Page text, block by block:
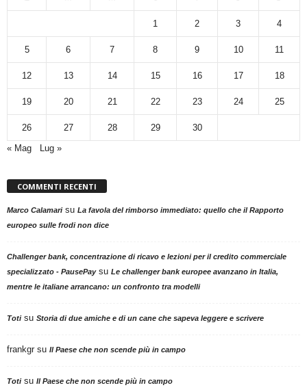
1 2 3 4
5 6 7 8 9 10 11
12 13 14 15 16 17 18
19 20 21 22 23 24 25
26 27 28 29
30
« Mag
Lug »
COMMENTI RECENTI
Marco Calamarisu La favola del rimborso immediato: quello che il Rapporto
europeo sulle frodi non dice
Challenger bank, concentrazione di ricavo e lezioni per il credito commerciale
specializzato - PausePaysu Le challenger bank europee avanzano in Italia,
mentre le italiane arrancano: un confronto tra modelli
Totisu Storia di due amiche e di un cane che sapeva leggere e scrivere
frankgr su Il Paese che non scende più in campo
Totisu Il Paese che non scende più in campo